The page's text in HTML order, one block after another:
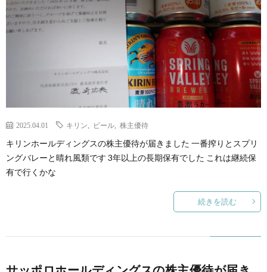
2025.04.01 キリン ビール 株主優待
キリンホールディングスの株主優待が届きました 一番搾りとスプリ
ングバレーと晴れ風類です 3年以上の長期保有でした これは継続保
有で行くかな
続きを読む